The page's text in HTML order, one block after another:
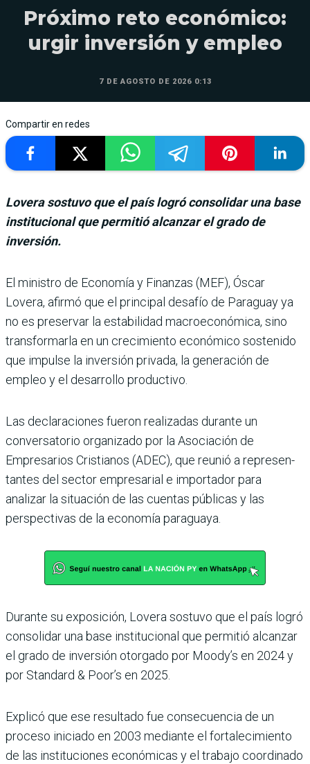
Próximo reto económico:
urgir inversión y empleo
7 DE AGOSTO DE 2026 0:13
Compartir en redes
Lovera sostuvo que el país logró consolidar una base
institucional que permitió alcanzar el grado de
inversión.
El ministro de Eco­nomía y Finanzas (MEF), Óscar
Lovera, afirmó que el principal desafío de Paraguay ya
no es preser­var la estabilidad macroeco­nómica, sino
transformarla en un crecimiento econó­mico sostenido
que impulse la inversión privada, la gene­ración de
empleo y el desarro­llo productivo.
Las declaraciones fueron rea­lizadas durante un
conversa­torio organizado por la Asocia­ción de
Empresarios Cristianos (ADEC), que reunió a represen­
tantes del sector empresarial e importador para
analizar la situación de las cuentas públi­cas y las
perspectivas de la eco­nomía paraguaya.
Durante su exposición, Lovera sostuvo que el país logró
consolidar una base institucional que permitió alcanzar
el grado de inver­sión otorgado por Moody’s en 2024 y
por Standard & Poor’s en 2025.
Explicó que ese resultado fue consecuencia de un
proceso iniciado en 2003 mediante el fortalecimiento
de las ins­tituciones económicas y el trabajo coordinado